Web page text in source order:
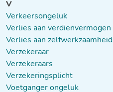
V
Verkeersongeluk
Verlies aan verdienvermogen
Verlies aan zelfwerkzaamheid
Verzekeraar
Verzekeraars
Verzekeringsplicht
Voetganger ongeluk